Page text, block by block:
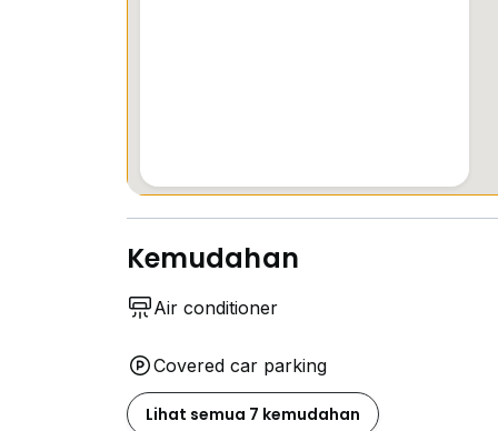
Kemudahan
Air conditioner
Covered car parking
Lihat semua 7 kemudahan